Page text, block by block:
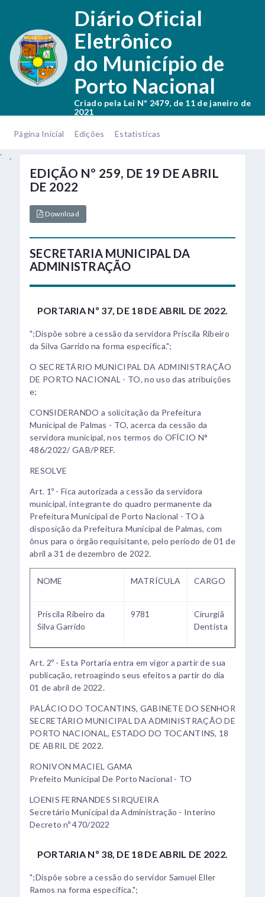
Diário Oficial
Eletrônico
do Município de
Porto Nacional
Criado pela Lei Nº 2479, de 11 de janeiro de
2021
Página Inicial
Edições
Estatísticas
.
.
EDIÇÃO Nº 259, DE 19 DE ABRIL
DE 2022
Download
SECRETARIA MUNICIPAL DA
ADMINISTRAÇÃO
PORTARIA Nº 37, DE 18 DE ABRIL DE 2022.
";Dispõe sobre a cessão da servidora Priscila Ribeiro
da Silva Garrido na forma específica.";
O SECRETÁRIO MUNICIPAL DA ADMINISTRAÇÃO
DE PORTO NACIONAL - TO, no uso das atribuições
e;
CONSIDERANDO a solicitação da Prefeitura
Municipal de Palmas - TO, acerca da cessão da
servidora municipal, nos termos do OFÍCIO N°
486/2022/ GAB/PREF.
RESOLVE
Art. 1º - Fica autorizada a cessão da servidora
municipal, integrante do quadro permanente da
Prefeitura Municipal de Porto Nacional - TO à
disposição da Prefeitura Municipal de Palmas, com
ônus para o órgão requisitante, pelo período de 01 de
abril a 31 de dezembro de 2022.
NOME MATRÍCULA CARGO
Priscila Ribeiro da
Silva Garrido
9781
Cirurgiã
Dentista
Art. 2º - Esta Portaria entra em vigor a partir de sua
publicação, retroagindo seus efeitos a partir do dia
01 de abril de 2022.
PALÁCIO DO TOCANTINS, GABINETE DO SENHOR
SECRETÁRIO MUNICIPAL DA ADMINISTRAÇÃO DE
PORTO NACIONAL, ESTADO DO TOCANTINS, 18
DE ABRIL DE 2022.
RONIVON MACIEL GAMA
Prefeito Municipal De Porto Nacional - TO
LOENIS FERNANDES SIRQUEIRA
Secretário Municipal da Administração - Interino
Decreto nº 470/2022
PORTARIA Nº 38, DE 18 DE ABRIL DE 2022.
";Dispõe sobre a cessão do servidor Samuel Eller
Ramos na forma específica.";